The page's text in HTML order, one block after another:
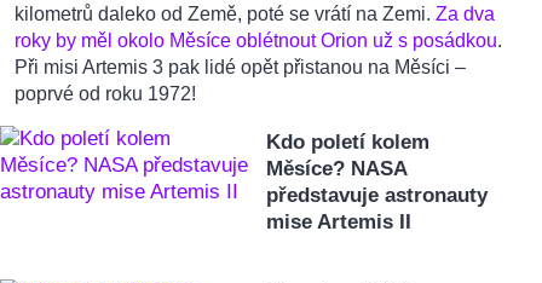
kilometrů daleko od Země, poté se vrátí na Zemi. Za dva
roky by měl okolo Měsíce oblétnout Orion už s posádkou.
Při misi Artemis 3 pak lidé opět přistanou na Měsíci –
poprvé od roku 1972!
Kdo poletí kolem
Měsíce? NASA
představuje astronauty
mise Artemis II